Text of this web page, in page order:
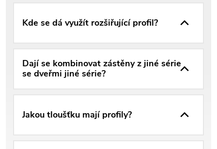
Kde se dá využít rozšiřující profil?
Dají se kombinovat zástěny z jiné série
se dveřmi jiné série?
Jakou tloušťku mají profily?